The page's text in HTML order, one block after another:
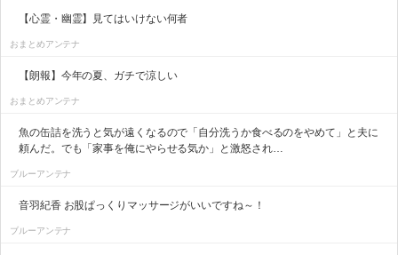
【心霊・幽霊】見てはいけない何者
おまとめアンテナ
【朗報】今年の夏、ガチで涼しい
おまとめアンテナ
魚の缶詰を洗うと気が遠くなるので「自分洗うか食べるのをやめて」と夫に
頼んだ。でも「家事を俺にやらせる気か」と激怒され…
ブルーアンテナ
音羽紀香 お股ぱっくりマッサージがいいですね～！
ブルーアンテナ